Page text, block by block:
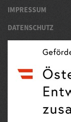
IMPRESSUM
DATENSCHUTZ